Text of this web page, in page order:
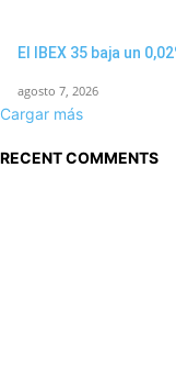
El IBEX 35 baja un
agosto 7, 2026
Cargar más
RECENT COMMENTS